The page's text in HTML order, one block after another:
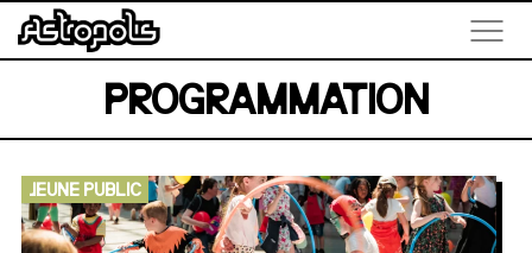
PROGRAMMATION
JEUNE PUBLIC